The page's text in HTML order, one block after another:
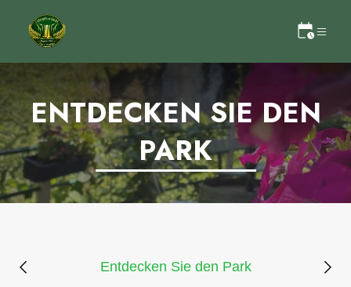
ENTDECKEN SIE DEN
PARK
Entdecken Sie den Park